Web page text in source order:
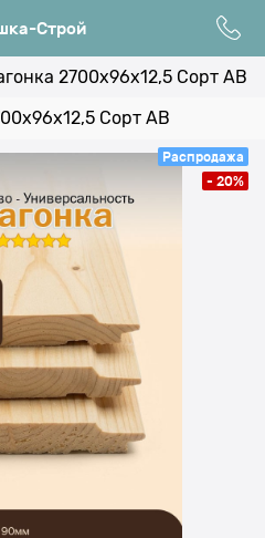
Строй
2700х96х12,5 Сорт АВ
Сорт АВ
Распродажа
- 20%